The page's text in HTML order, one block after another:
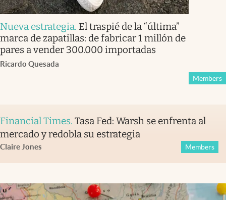
Nueva estrategia. El traspié de la “última”
marca de zapatillas: de fabricar 1 millón de
pares a vender 300.000 importadas
Ricardo Quesada
Members
Financial Times. Tasa Fed: Warsh se enfrenta al
mercado y redobla su estrategia
Claire Jones Members